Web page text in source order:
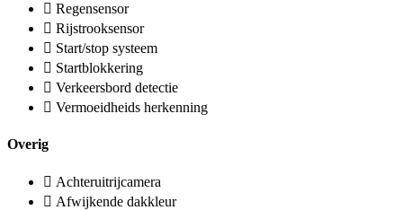
Regensensor
Rijstrooksensor
Start/stop systeem
Startblokkering
Verkeersbord detectie
Vermoeidheids herkenning
Overig
Achteruitrijcamera
Afwijkende dakkleur